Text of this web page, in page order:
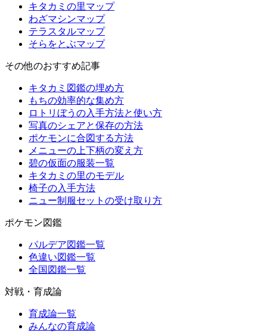
キタカミの里マップ
わざマシンマップ
テラスタルマップ
そらをとぶマップ
その他のおすすめ記事
キタカミ図鑑の埋め方
もちの効率的な集め方
ロトリぼうの入手方法と使い方
写真のシェアと保存の方法
ポケモンに合図する方法
メニューの上下柄の変え方
碧の仮面の服装一覧
キタカミの里のモデル
椅子の入手方法
ニュー制服セットの受け取り方
ポケモン図鑑
パルデア図鑑一覧
色違い図鑑一覧
全国図鑑一覧
対戦・育成論
育成論一覧
みんなの育成論